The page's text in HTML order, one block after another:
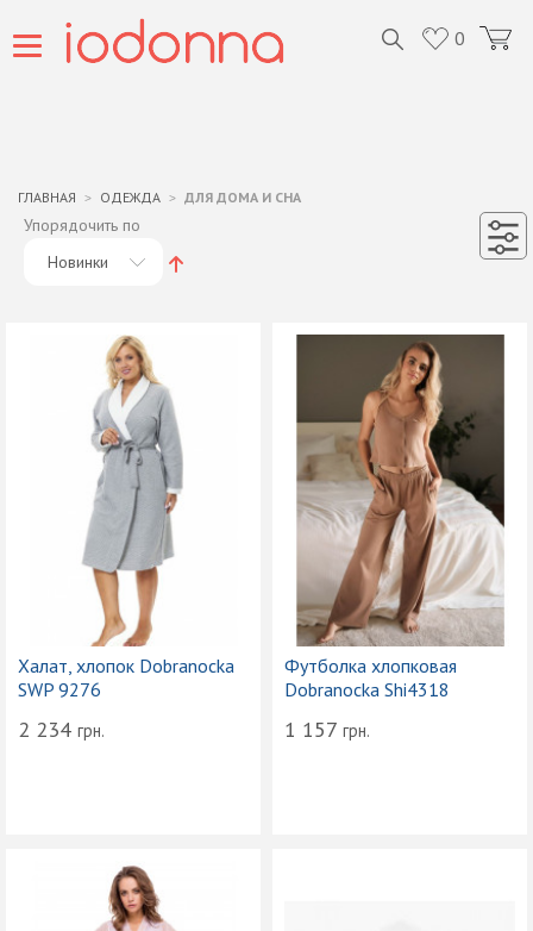
0
ГЛАВНАЯ ОДЕЖДА ДЛЯ ДОМА И СНА
Упорядочить по
Новинки
Халат, хлопок Dobranocka
SWP 9276
2 234 грн.
Футболка хлопковая
Dobranocka Shi4318
1 157 грн.